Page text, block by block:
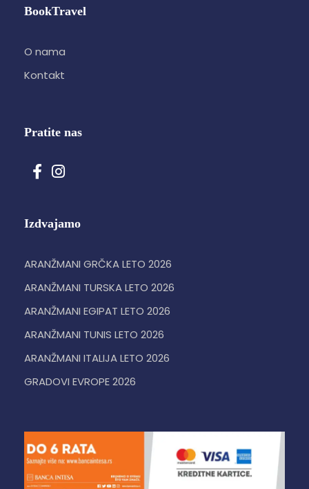
BookTravel
O nama
Kontakt
Pratite nas
Izdvajamo
ARANŽMANI GRČKA LETO 2026
ARANŽMANI TURSKA LETO 2026
ARANŽMANI EGIPAT LETO 2026
ARANŽMANI TUNIS LETO 2026
ARANŽMANI ITALIJA LETO 2026
GRADOVI EVROPE 2026